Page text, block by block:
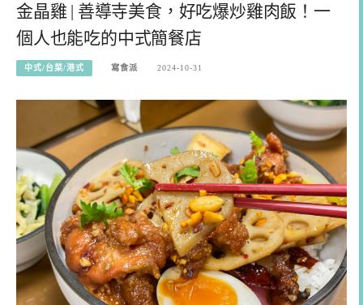
金晶雞 | 善導寺美食，好吃爆炒雞肉飯！一
個人也能吃的中式簡餐店
中式/台菜/港式 寫食派 2024-10-31